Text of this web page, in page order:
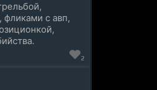
фликами с авп,
2